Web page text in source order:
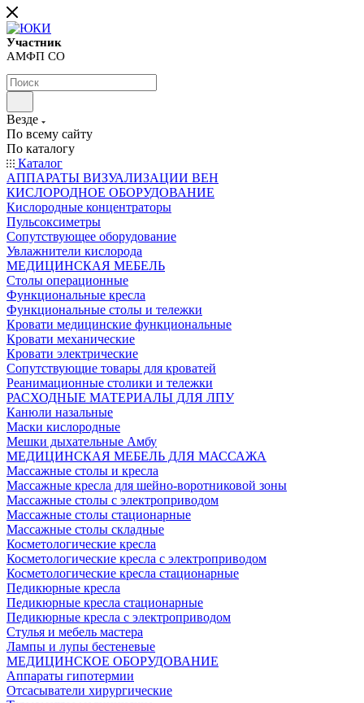
Участник
АМФП СО
Везде
По всему сайту
По каталогу
Каталог
АППАРАТЫ ВИЗУАЛИЗАЦИИ ВЕН
КИСЛОРОДНОЕ ОБОРУДОВАНИЕ
Кислородные концентраторы
Пульсоксиметры
Сопутствующее оборудование
Увлажнители кислорода
МЕДИЦИНСКАЯ МЕБЕЛЬ
Столы операционные
Функциональные кресла
Функциональные столы и тележки
Кровати медицинские функциональные
Кровати механические
Кровати электрические
Сопутствующие товары для кроватей
Реанимационные столики и тележки
РАСХОДНЫЕ МАТЕРИАЛЫ ДЛЯ ЛПУ
Канюли назальные
Маски кислородные
Мешки дыхательные Амбу
МЕДИЦИНСКАЯ МЕБЕЛЬ ДЛЯ МАССАЖА
Массажные столы и кресла
Массажные кресла для шейно-воротниковой зоны
Массажные столы с электроприводом
Массажные столы стационарные
Массажные столы складные
Косметологические кресла
Косметологические кресла с электроприводом
Косметологические кресла стационарные
Педикюрные кресла
Педикюрные кресла стационарные
Педикюрные кресла с электроприводом
Стулья и мебель мастера
Лампы и лупы бестеневые
МЕДИЦИНСКОЕ ОБОРУДОВАНИЕ
Аппараты гипотермии
Отсасыватели хирургические